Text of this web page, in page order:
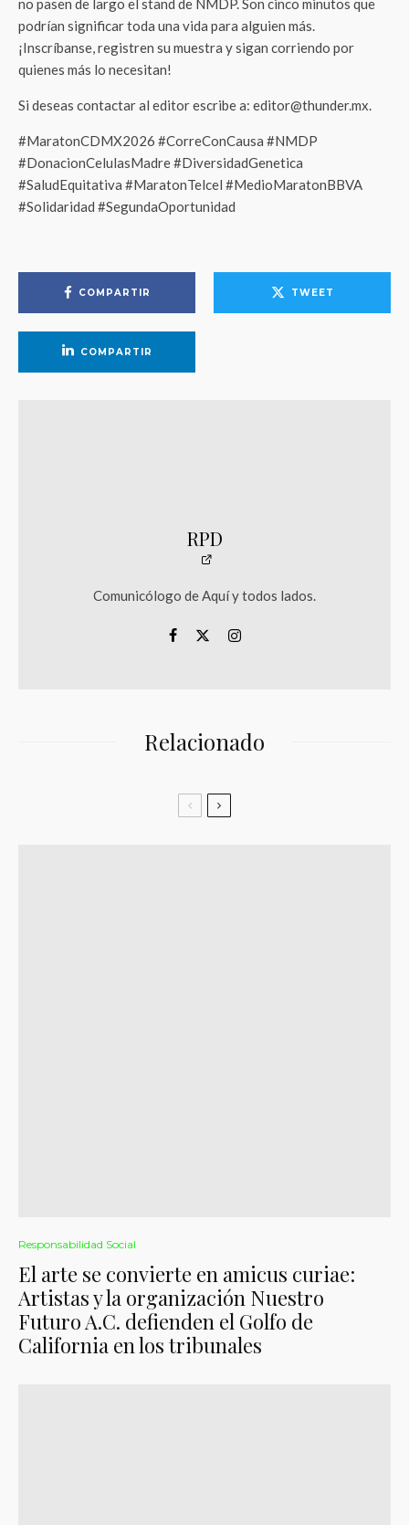
no pasen de largo el stand de NMDP. Son cinco minutos que
podrían significar toda una vida para alguien más.
¡Inscríbanse, registren su muestra y sigan corriendo por
quienes más lo necesitan!
Si deseas contactar al editor escribe a: editor@thunder.mx.
#MaratonCDMX2026 #CorreConCausa #NMDP
#DonacionCelulasMadre #DiversidadGenetica
#SaludEquitativa #MaratonTelcel #MedioMaratonBBVA
#Solidaridad #SegundaOportunidad
COMPARTIR TWEET
COMPARTIR
RPD
Comunicólogo de Aquí y todos lados.
Relacionado
Responsabilidad Social
El arte se convierte en amicus curiae:
Artistas y la organización Nuestro
Futuro A.C. defienden el Golfo de
California en los tribunales